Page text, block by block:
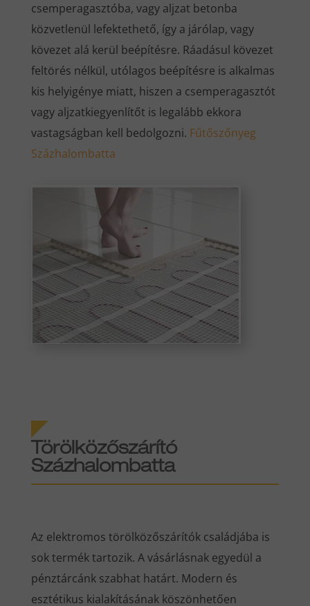
csemperagasztóba, vagy aljzat betonba
közvetlenül lefektethető, így a járólap, vagy
kövezet alá kerül beépítésre. Ráadásul kövezet
feltörés nélkül, utólagos beépítésre is alkalmas
kis helyigénye miatt, hiszen a csemperagasztót
vagy aljzatkiegyenlítőt is legalább ekkora
vastagságban kell bedolgozni. Fűtőszőnyeg
Százhalombatta
Törölközőszárító
Százhalombatta
Az elektromos törölközőszárítók családjába is
sok termék tartozik. A vásárlásnak egyedül a
pénztárcánk szabhat határt. Modern és
esztétikus kialakításának köszönhetően